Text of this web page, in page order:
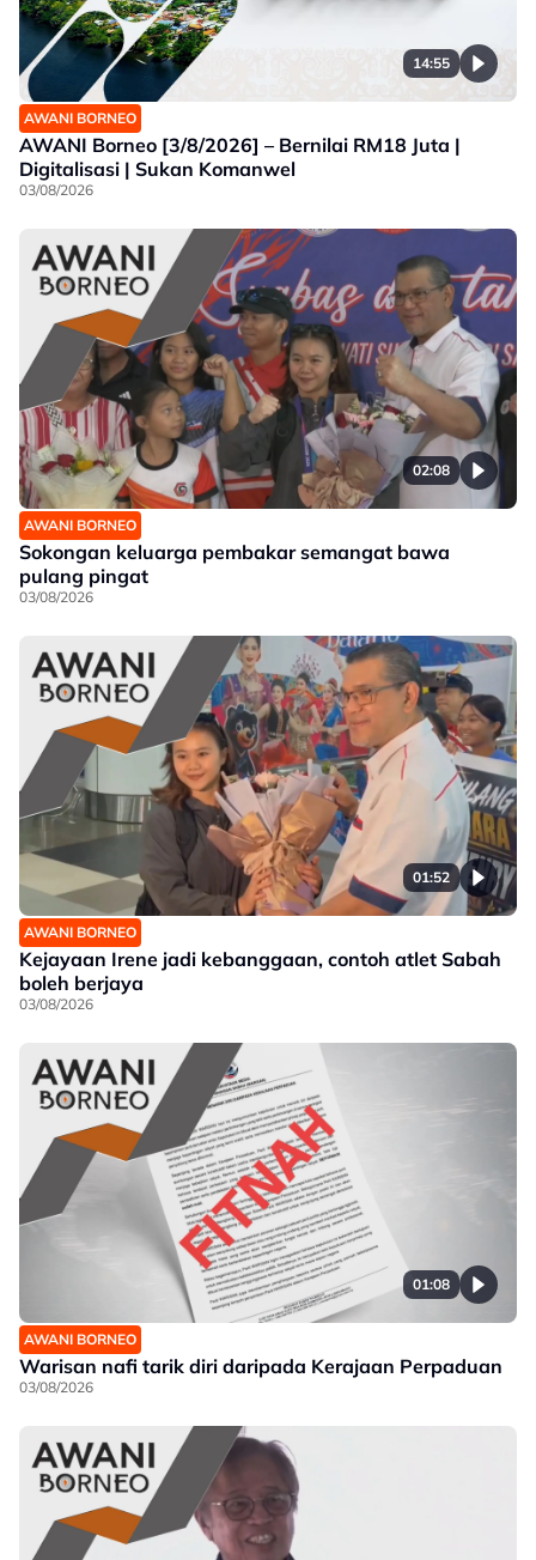
14:55
AWANI BORNEO
AWANI Borneo [3/8/2026] – Bernilai RM18 Juta |
Digitalisasi | Sukan Komanwel
03/08/2026
02:08
AWANI BORNEO
Sokongan keluarga pembakar semangat bawa
pulang pingat
03/08/2026
01:52
AWANI BORNEO
Kejayaan Irene jadi kebanggaan, contoh atlet Sabah
boleh berjaya
03/08/2026
01:08
AWANI BORNEO
Warisan nafi tarik diri daripada Kerajaan Perpaduan
03/08/2026